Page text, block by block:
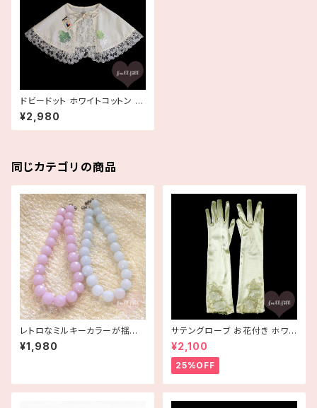
ドビードット ホワイトコットン レ
ース付きお化粧ケープ 付け襟
ビッグカラー 衿 メイクケープ デ
ッドストック
¥2,980
同じカテゴリの商品
レトロなミルキーカラーが揺れ
るビーズネックレス ラベンダー
パープル ブルー デッドストック
¥1,980
サテングローブ お花付き ホワイ
ト クリーム ウエディンググロー
ブ コサージュ付き 手袋 白 光沢
¥2,100
25%OFF